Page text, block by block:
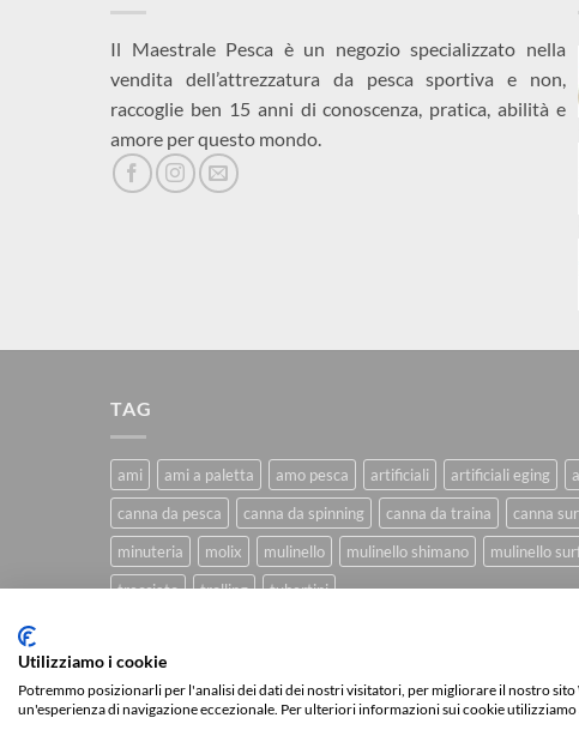
Il Maestrale Pesca è un negozio specializzato nella
vendita dell’attrezzatura da pesca sportiva e non,
raccoglie ben 15 anni di conoscenza, pratica, abilità e
amore per questo mondo.
TAG
ami ami a paletta amo pesca artificiali artificiali eging
canna da pesca
canna da spinning canna da traina canna
minuteria
molix mulinello mulinello shimano mulinello
trecciato
trolling tubertini
CHI SIAMO BLOG FAQ CONTATTI
Copyright 2026 ©IlMaestralePesca.it
Utilizziamo i cookie
Potremmo posizionarli per l'analisi dei dati dei nostri visitatori, per migliorare il nostro
un'esperienza di navigazione eccezionale. Per ulteriori informazioni sui cookie